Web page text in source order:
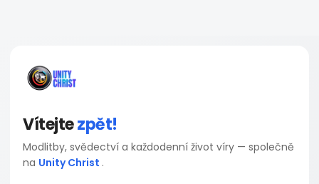
Vítejtezpět!
Modlitby, svědectví a každodenní život víry — společně
na Unity Christ .